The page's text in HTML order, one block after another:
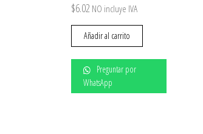
$6.02 NO incluye IVA
Añadir al carrito
Preguntar por
WhatsApp